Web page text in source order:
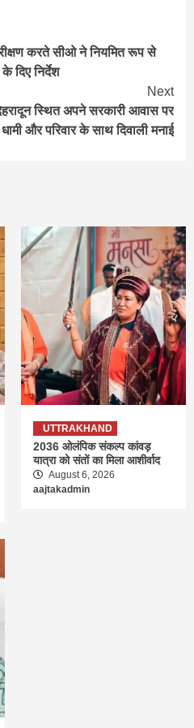
करते सीओ ने नियमित रूप से
दिए निर्देश
Next
स्थित अपने सरकारी आवास पर
और परिवार के साथ दिवाली मनाई
UTTRAKHAND
2036 ओलंपिक संकल्प कांवड़
यात्रा को संतों का मिला आशीर्वाद
August 6, 2026
aajtakadmin